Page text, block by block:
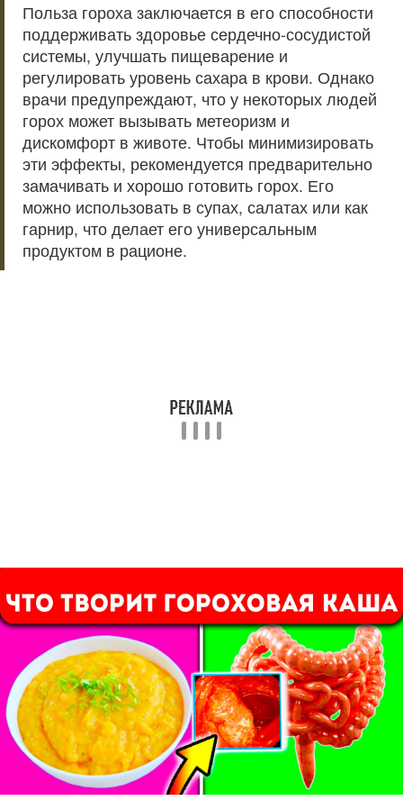
Польза гороха заключается в его способности
поддерживать здоровье сердечно-сосудистой
системы, улучшать пищеварение и
регулировать уровень сахара в крови. Однако
врачи предупреждают, что у некоторых людей
горох может вызывать метеоризм и
дискомфорт в животе. Чтобы минимизировать
эти эффекты, рекомендуется предварительно
замачивать и хорошо готовить горох. Его
можно использовать в супах, салатах или как
гарнир, что делает его универсальным
продуктом в рационе.